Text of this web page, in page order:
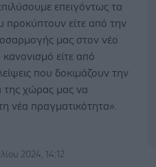
επειγόντως τα
προκύπτουν είτε από την
μας στον νέο
είτε από
που δοκιμάζουν την
της χώρας μας να
νέα πραγματικότητα».
2024, 14:12